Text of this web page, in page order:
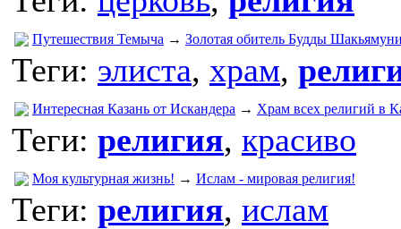
Путешествия Темыча → Золотая обитель Будды
Теги: элиста, храм,
Интересная Казань от Искандера → Храм всех религий в
Теги: религия, красиво
Моя культурная жизнь! → Ислам - мировая религия!
Теги: религия, ислам